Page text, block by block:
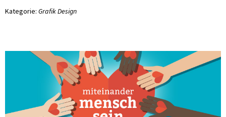
Kategorie: Grafik Design